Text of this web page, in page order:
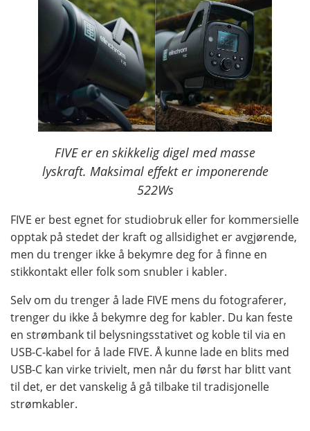
FIVE er en skikkelig digel med masse
lyskraft. Maksimal effekt er imponerende
522Ws
FIVE er best egnet for studiobruk eller for kommersielle
opptak på stedet der kraft og allsidighet er avgjørende,
men du trenger ikke å bekymre deg for å finne en
stikkontakt eller folk som snubler i kabler.
Selv om du trenger å lade FIVE mens du fotograferer,
trenger du ikke å bekymre deg for kabler. Du kan feste
en strømbank til belysningsstativet og koble til via en
USB-C-kabel for å lade FIVE. Å kunne lade en blits med
USB-C kan virke trivielt, men når du først har blitt vant
til det, er det vanskelig å gå tilbake til tradisjonelle
strømkabler.